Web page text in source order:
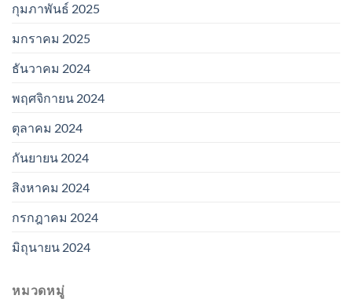
กุมภาพันธ์ 2025
มกราคม 2025
ธันวาคม 2024
พฤศจิกายน 2024
ตุลาคม 2024
กันยายน 2024
สิงหาคม 2024
กรกฎาคม 2024
มิถุนายน 2024
หมวดหมู่